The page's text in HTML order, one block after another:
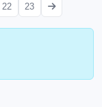
22 23